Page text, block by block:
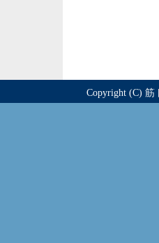
Copyright (C) 筋